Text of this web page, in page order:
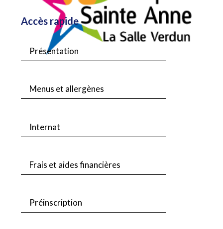
Accès rapide
Présentation
Menus et allergènes
Internat
Frais et aides financières
Préinscription